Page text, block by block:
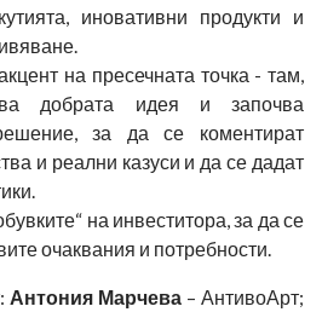
иновативни продукти и
на пресечната точка - там,
добрата идея и започва
за да се коментират
и реални казуси и да се дадат
на инвеститора, за да се
очаквания и потребности.
Антония Марчева – АнтивоАрт;